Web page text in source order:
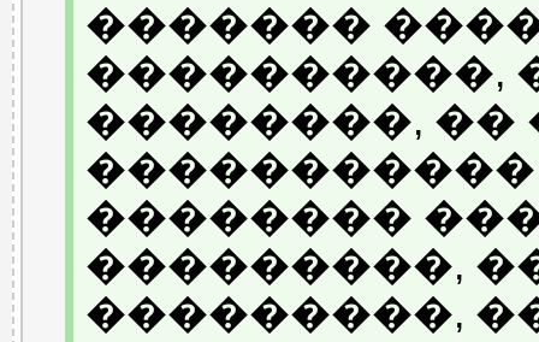
�������
����������,
��������, ��
��������
���������,
���������,